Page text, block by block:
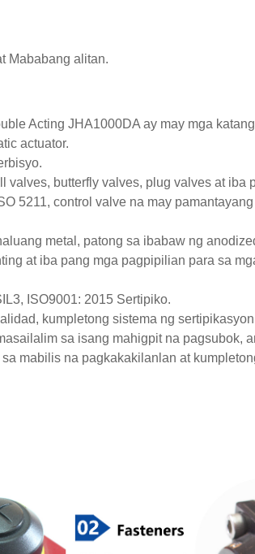
Mababang alitan.
Acting JHA1000DA ay may mga
actuator.
valves, butterfly valves, plug valves at iba
5211, control valve na may
metal, patong sa ibabaw ng
at iba pang mga pagpipilian para sa
ISO9001: 2015 Sertipiko.
kumpletong sistema ng
sa isang mahigpit na pagsubok,
mabilis na pagkakakilanlan at